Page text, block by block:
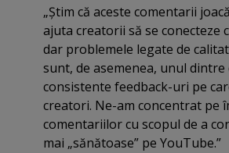
„Ştim că aceste comentarii
ajuta creatorii să se conecteze
dar problemele legate de
sunt, de asemenea, unul dintre
consistente feedback-uri pe
creatori. Ne-am concentrat pe
comentariilor cu scopul de a
mai „sănătoase” pe YouTube.”